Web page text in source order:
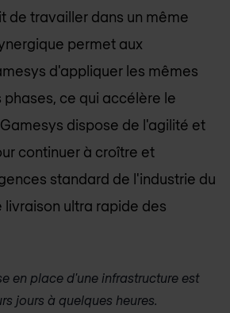
de travailler dans un même
permet aux
d'appliquer les mêmes
ce qui accélère le
dispose de l'agilité et
continuer à croître et
standard de l'industrie du
livraison ultra rapide des
en place d'une infrastructure est
jours à quelques heures.